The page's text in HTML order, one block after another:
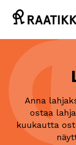
sisältöön
Anna
ostaa
kuukautta